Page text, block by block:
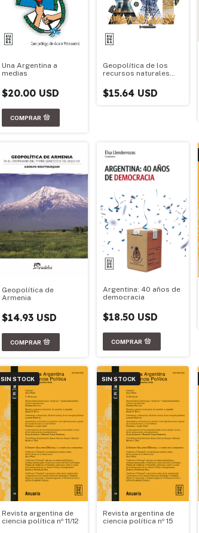
Una Argentina a
medias
$20.00 USD
Geopolítica de los
recursos naturales
$15.64 USD
Geopolítica de
Armenia
$14.93 USD
Argentina: 40 años de
democracia
$18.50 USD
SIN STOCK
Revista argentina de
ciencia política nº 11/12
SIN STOCK
Revista argentina de
ciencia política nº 15